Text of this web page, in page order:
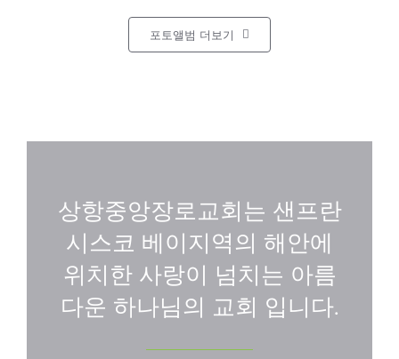
포토앨범 더보기
상항중앙장로교회는 샌프란
시스코 베이지역의 해안에
위치한 사랑이 넘치는 아름
다운 하나님의 교회 입니다.